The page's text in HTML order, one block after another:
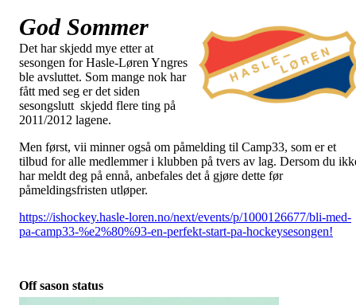
God Sommer
Det har skjedd mye etter at
sesongen for Hasle-Løren Yngres
ble avsluttet. Som mange nok har
fått med seg er det siden
sesongslutt skjedd flere ting på
2011/2012 lagene.
Men først, vii minner også om påmelding til Camp33, som er et
tilbud for alle medlemmer i klubben på tvers av lag. Dersom du
har meldt deg på ennå, anbefales det å gjøre dette før
påmeldingsfristen utløper.
https://ishockey.hasle-loren.no/next/events/p/1000126677/bli-med-
pa-camp33-%e2%80%93-en-perfekt-start-pa-hockeysesongen!
Off sason status